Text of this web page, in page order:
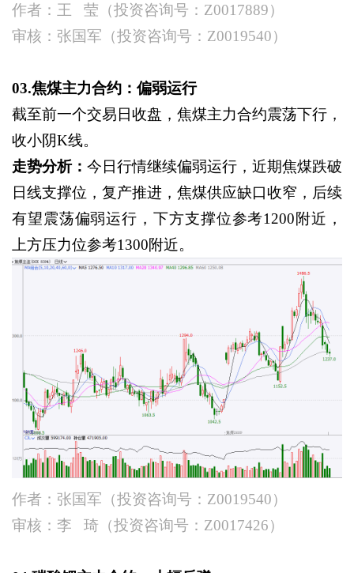
作者：王
莹（投资咨询号：Z0017889）
审核：张国军（投资咨询号： Z0019540）
03.焦煤主力合约：偏弱运行
截至前一个交易日收盘，焦煤主力合约震荡下行，
收小阴K线。
走势分析： 今日行情继续偏弱运行，近期焦煤跌破
日线支撑位，复产推进，焦煤供应缺口收窄，后续
有望震荡偏弱运行，下方支撑位参考1200附近，
上方压力位参考1300附近。
作者：张国军（投资咨询号： Z0019540）
审核：李
琦（投资咨询号： Z0017426）